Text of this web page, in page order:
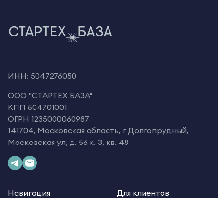
ИНН: 5047276050
OOO "СТАРТЕХ БАЗА"
КПП 504701001
ОГРН 1235000060987
141704, Московская область, г Долгопрудный,
Московская ул, д. 56 к. 3, кв. 48
Навигация
Для клиентов